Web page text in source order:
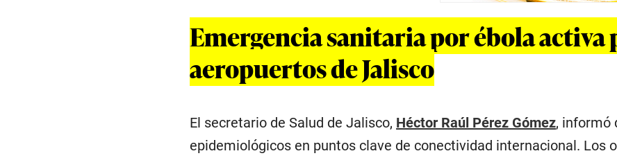
Emergencia sanitaria por ébola activa
aeropuertos de Jalisco
El secretario de Salud de Jalisco, Héctor Raúl Pérez Gómez, informó
epidemiológicos en puntos clave de conectividad internacional. Los